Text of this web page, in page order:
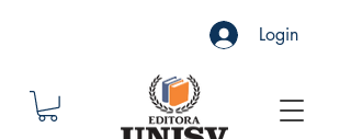
Login